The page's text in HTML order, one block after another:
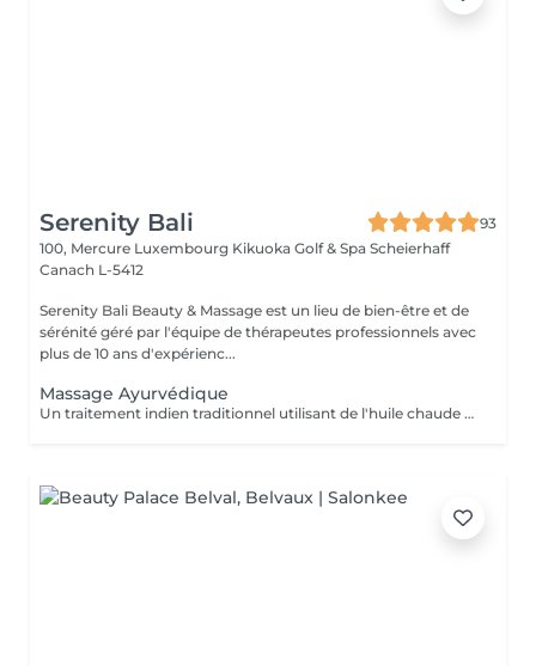
Serenity Bali
93
100, Mercure Luxembourg Kikuoka Golf & Spa Scheierhaff
Canach L-5412
Serenity Bali Beauty & Massage est un lieu de bien-être et de
sérénité géré par l'équipe de thérapeutes professionnels avec
plus de 10 ans d'expérienc...
Massage Ayurvédique
Un traitement indien traditionnel utilisant de l'huile chaude et de longs mouvements de massage fluides pour favoriser une relaxation profonde.